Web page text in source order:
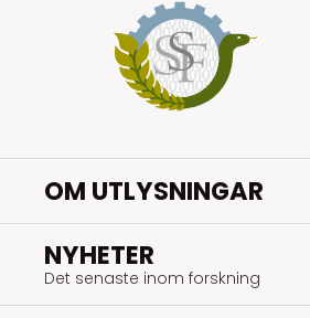
OM UTLYSNINGAR
NYHETER
Det senaste inom forskning